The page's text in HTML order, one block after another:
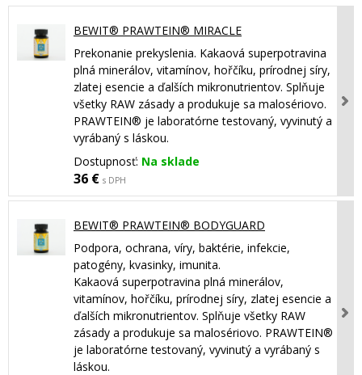
BEWIT® PRAWTEIN® MIRACLE
Prekonanie prekyslenia. Kakaová superpotravina
plná minerálov, vitamínov, hořčíku, prírodnej síry,
zlatej esencie a ďalších mikronutrientov. Splňuje
všetky RAW zásady a produkuje sa malosériovo.
PRAWTEIN® je laboratórne testovaný, vyvinutý a
vyrábaný s láskou.
Dostupnosť: Na sklade
36 € s DPH
BEWIT® PRAWTEIN® BODYGUARD
Podpora, ochrana, víry, baktérie, infekcie,
patogény, kvasinky, imunita.
Kakaová superpotravina plná minerálov,
vitamínov, hořčíku, prírodnej síry, zlatej esencie a
ďalších mikronutrientov. Splňuje všetky RAW
zásady a produkuje sa malosériovo. PRAWTEIN®
je laboratórne testovaný, vyvinutý a vyrábaný s
láskou.